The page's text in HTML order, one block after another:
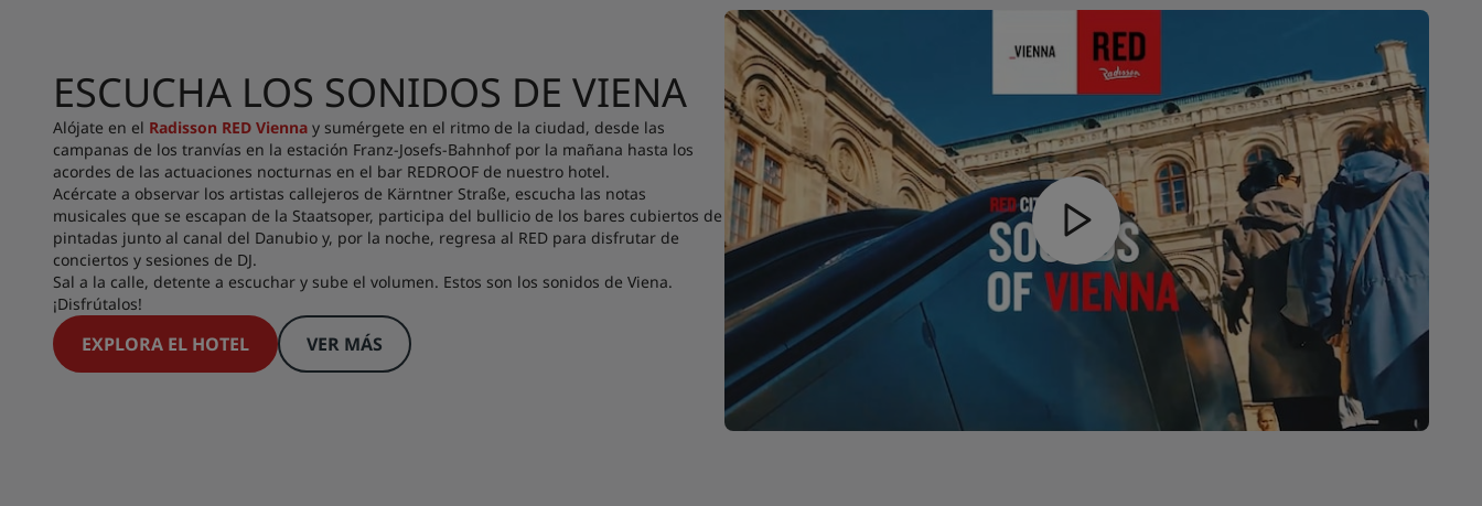
ESCUCHA LOS SONIDOS DE VIENA
Alójate en el Radisson RED Vienna y sumérgete en el ritmo de la ciudad, desde las
campanas de los tranvías en la estación Franz-Josefs-Bahnhof por la mañana hasta los
acordes de las actuaciones nocturnas en el bar REDROOF de nuestro hotel.
Acércate a observar los artistas callejeros de Kärntner Straße, escucha las notas
musicales que se escapan de la Staatsoper, participa del bullicio de los bares cubiertos de
pintadas junto al canal del Danubio y, por la noche, regresa al RED para disfrutar de
conciertos y sesiones de DJ.
Sal a la calle, detente a escuchar y sube el volumen. Estos son los sonidos de Viena.
¡Disfrútalos!
EXPLORA EL HOTEL VER MÁS